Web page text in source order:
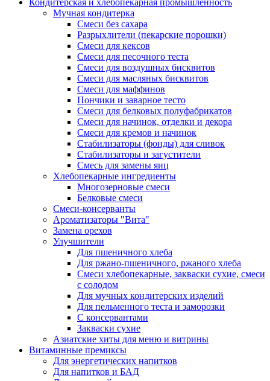
Кондитерская и хлебопекарная промышленность
Мучная кондитерка
Смеси без сахара
Разрыхлители (пекарские порошки)
Смеси для кексов
Смеси для песочного теста
Смеси для воздушных бисквитов
Смеси для масляных бисквитов
Смеси для маффинов
Пончики и заварное тесто
Cмеси для белковых полуфабрикатов
Смеси для начинок, отделки и декора
Смеси для кремов и начинок
Стабилизаторы (фонды) для сливок
Стабилизаторы и загустители
Смесь для замены яиц
Хлебопекарные ингредиенты
Многозерновые смеси
Белковые смеси
Смеси-консерванты
Ароматизаторы "Вита"
Замена орехов
Улучшители
Для пшеничного хлеба
Для ржано-пшеничного, ржаного хлеба
Смеси хлебопекарные, закваски сухие, смеси
с солодом
Для мучных кондитерских изделий
Для пельменного теста и заморозки
С консервантами
Закваски сухие
Азиатские хиты для меню и витрины
Витаминные премиксы
Для энергетических напитков
Для напитков и БАД